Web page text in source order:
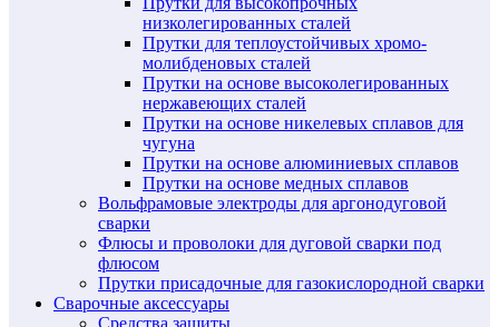
низколегированных сталей
Прутки для теплоустойчивых хромо-
молибденовых сталей
Прутки на основе высоколегированных
нержавеющих сталей
Прутки на основе никелевых сплавов для
чугуна
Прутки на основе алюминиевых сплавов
Прутки на основе медных сплавов
Вольфрамовые электроды для аргонодуговой
сварки
Флюсы и проволоки для дуговой сварки под
флюсом
Прутки присадочные для газокислородной сварки
Сварочные аксессуары
Средства защиты